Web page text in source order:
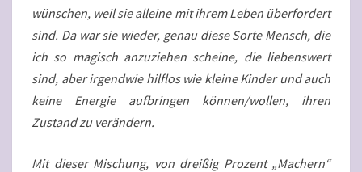
wünschen, weil sie alleine mit ihrem Leben überfordert
sind. Da war sie wieder, genau diese Sorte Mensch, die
ich so magisch anzuziehen scheine, die liebenswert
sind, aber irgendwie hilflos wie kleine Kinder und auch
keine Energie aufbringen können/wollen, ihren
Zustand zu verändern.
Mit dieser Mischung, von dreißig Prozent „Machern“